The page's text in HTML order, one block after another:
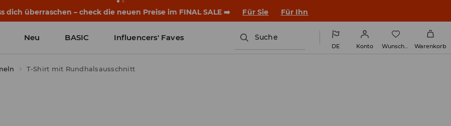
noch vor dem ersten Klingeln. Starte mit einem neuen Outfit ins Schuljahr!
Neu BASIC Influencers' Faves Suche
DE Konto Wunschliste Warenkorb
T-Shirt mit Rundhalsausschnitt